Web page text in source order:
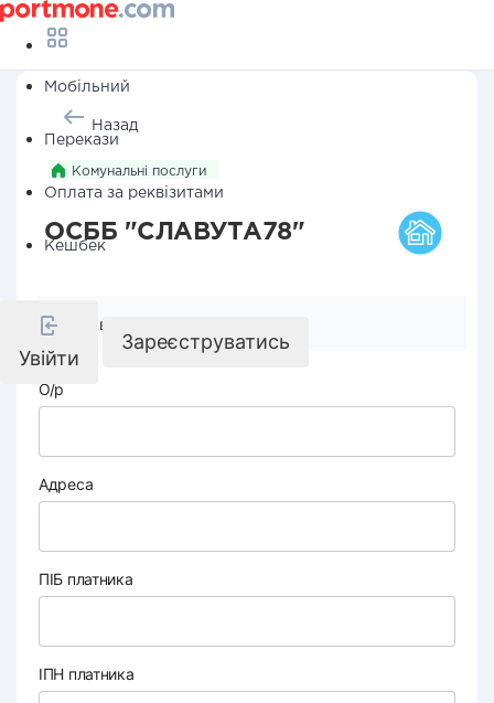
Мобільний
Перекази
Оплата за реквізитами
Кешбек
Увійти
Зареєструватись
Назад
Комунальні послуги
ОСББ "СЛАВУТА78"
Реквізити компанії
О/р
Адреса
ПІБ платника
ІПН платника